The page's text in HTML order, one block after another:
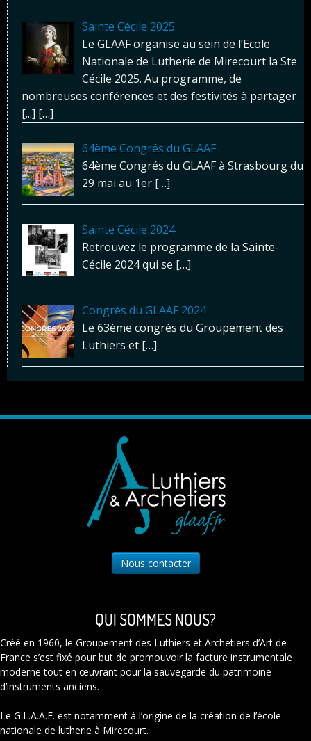
Sainte Cécile 2025
Le GLAAF organise au sein de l’Ecole
Nationale de Lutherie de Mirecourt la Ste
Cécile 2025. Au programme, de
nombreuses conférences et des festivités à partager
[...] […]
64ème Congrés du GLAAF
64ème Congrés du GLAAF à Strasbourg du
29 mai au 1er […]
Sainte Cécile 2024
Retrouvez le programme de la Sainte-
Cécile 2024 qui se […]
Congrès du GLAAF 2024
Le 63ème congrès du Groupement des
Luthiers et […]
Nous contacter
QUI SOMMES NOUS?
Créé en 1960, le Groupement des Luthiers et Archetiers d’Art de
France s’est fixé pour but de promouvoir la facture instrumentale
moderne tout en œuvrant pour la sauvegarde du patrimoine
d’instruments anciens.
Le G.L.A.A.F. est notamment à l’origine de la création de l’école
nationale de lutherie à Mirecourt.